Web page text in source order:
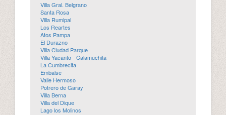
Villa Gral. Belgrano
Santa Rosa
Villa Rumipal
Los Reartes
Atos Pampa
El Durazno
Villa Ciudad Parque
Villa Yacanto - Calamuchita
La Cumbrecita
Embalse
Valle Hermoso
Potrero de Garay
Villa Berna
Villa del Dique
Lago los Molinos